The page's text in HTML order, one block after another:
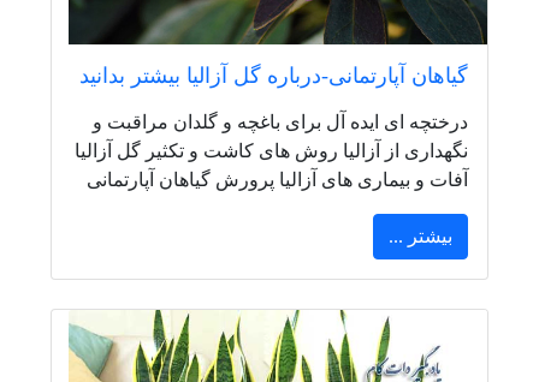
گیاهان آپارتمانی-درباره گل آزالیا بیشتر بدانید
درختچه ای ایده آل برای باغچه و گلدان مراقبت و
نگهداری از آزالیا روش های کاشت و تکثیر گل آزالیا
آفات و بیماری های آزالیا پرورش گیاهان آپارتمانی
بیشتر ...